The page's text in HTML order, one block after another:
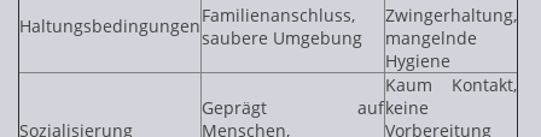
HaltungsbedingungenFamilienanschluss,
saubere Umgebung
Zwingerhaltung,
mangelnde
Hygiene
Sozialisierung
Geprägt auf
Menschen,
Kaum Kontakt,
keine
Vorbereitung